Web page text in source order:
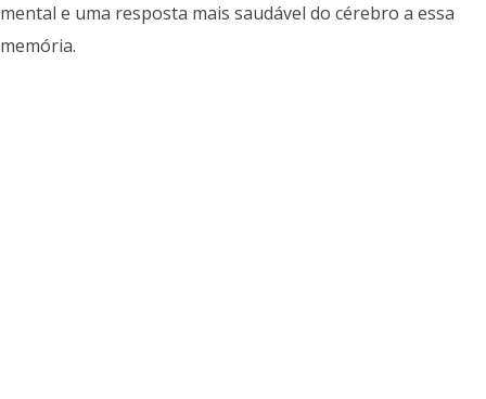
mental e uma resposta mais saudável do cérebro a essa
memória.